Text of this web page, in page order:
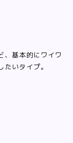
、基本的にワイワ
いタイプ。